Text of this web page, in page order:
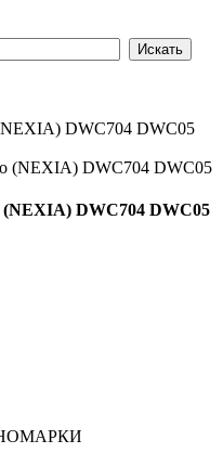
DWC704 DWC05
(NEXIA) DWC704 DWC05